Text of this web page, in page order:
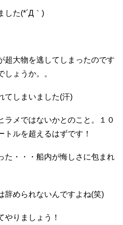
した(*´Д｀)
超大物を逃してしまったのです
ょうか。。
てしまいました(汗)
ラメではないかとのこと。１０
トルを超えるはずです！
た・・・船内が悔しさに包まれ
辞められないんですよね(笑)
やりましょう！